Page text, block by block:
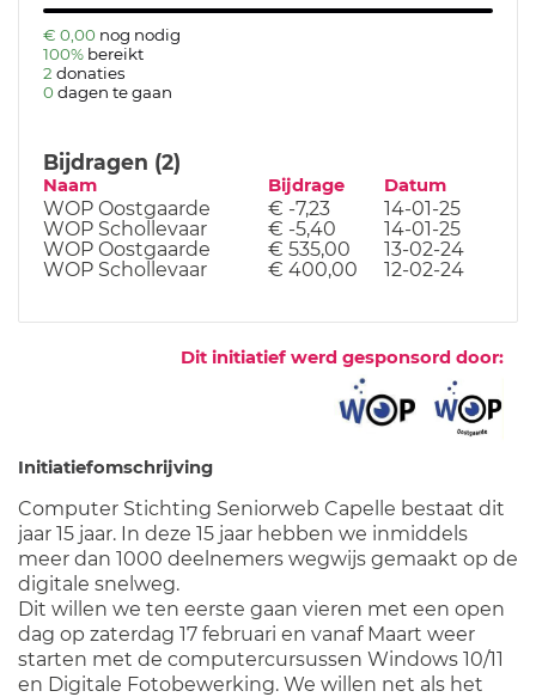
€ 0,00 nog nodig
100% bereikt
2 donaties
0 dagen te gaan
Bijdragen (2)
Naam Bijdrage Datum
WOP Oostgaarde € -7,23
14-01-25
WOP Schollevaar
€ -5,40
14-01-25
WOP Oostgaarde
€ 535,00
13-02-24
WOP Schollevaar
€ 400,00 12-02-24
Dit initiatief werd gesponsord door:
Initiatiefomschrijving
Computer Stichting Seniorweb Capelle bestaat dit
jaar 15 jaar. In deze 15 jaar hebben we inmiddels
meer dan 1000 deelnemers wegwijs gemaakt op de
digitale snelweg.
Dit willen we ten eerste gaan vieren met een open
dag op zaterdag 17 februari en vanaf Maart weer
starten met de computercursussen Windows 10/11
en Digitale Fotobewerking. We willen net als het